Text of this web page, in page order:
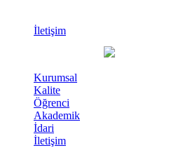
İletişim
Kurumsal
Kalite
Öğrenci
Akademik
İdari
İletişim